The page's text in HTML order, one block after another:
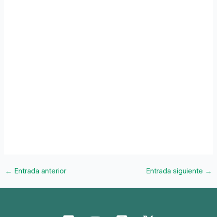
← Entrada anterior Entrada siguiente →